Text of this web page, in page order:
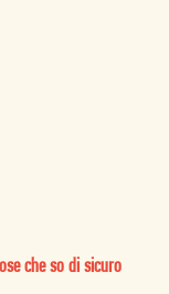
che so di sicuro